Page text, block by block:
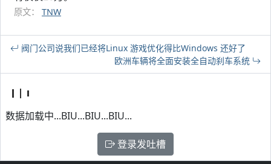
原文： TNW
阀门公司说我们已经将Linux 游戏优化得比Windows 还好了
欧洲车辆将全面安装全自动刹车系统
数据加载中...BIU...BIU...BIU...
登录发吐槽